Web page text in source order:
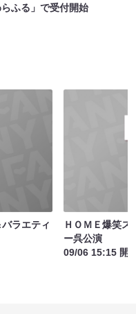
ふる」で受付開始
ラエティ
ＨＯＭＥ爆笑ス
ー呉公演
09/06 15:15 開